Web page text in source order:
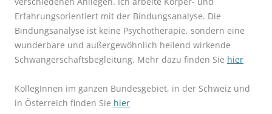
Erfahrungsorientiert mit der Bindungsanalyse. Die
Bindungsanalyse ist keine Psychotherapie, sondern eine
wunderbare und außergewöhnlich heilend wirkende
Schwangerschaftsbegleitung. Mehr dazu finden Sie hier
KollegInnen im ganzen Bundesgebiet, in der Schweiz und
in Österreich finden Sie hier